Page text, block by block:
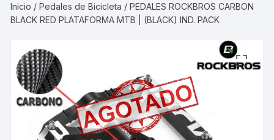
Inicio /Pedales de Bicicleta / PEDALES ROCKBROS CARBON
BLACK RED PLATAFORMA MTB | (BLACK) IND. PACK